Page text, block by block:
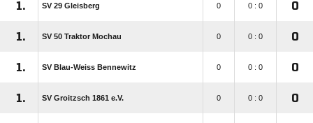
1. SV 29 Gleisberg 0 0 : 0 0
1. SV 50 Traktor Mochau 0 0 : 0 0
1. SV Blau-Weiss Bennewitz 0 0 : 0 0
1. SV Groitzsch 1861 e.V. 0 0 : 0 0